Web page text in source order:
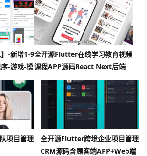
】-新增1-9
-游戏-模
全开源Flutter在线学习教育视频
课程APP源码React Next后端
项目管理
全开源Flutter跨境企业项目管理
CRM源码含顾客端APP+Web端